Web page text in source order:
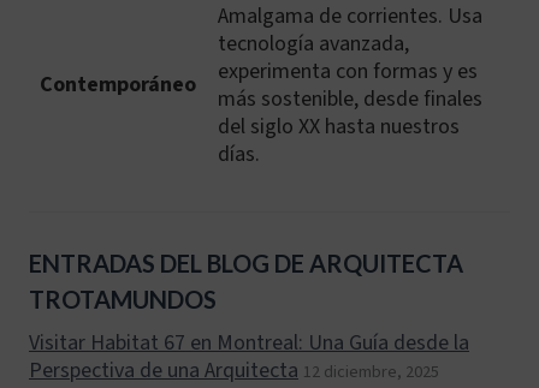
Contemporáneo
Amalgama de corrientes. Usa
tecnología avanzada,
experimenta con formas y es
más sostenible, desde finales
del siglo XX hasta nuestros
días.
ENTRADAS DEL BLOG DE ARQUITECTA
TROTAMUNDOS
Visitar Habitat 67 en Montreal: Una Guía desde la
Perspectiva de una Arquitecta 12 diciembre, 2025